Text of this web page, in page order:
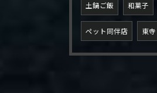
土鍋ご飯 和菓子
ペット同伴店 東寺